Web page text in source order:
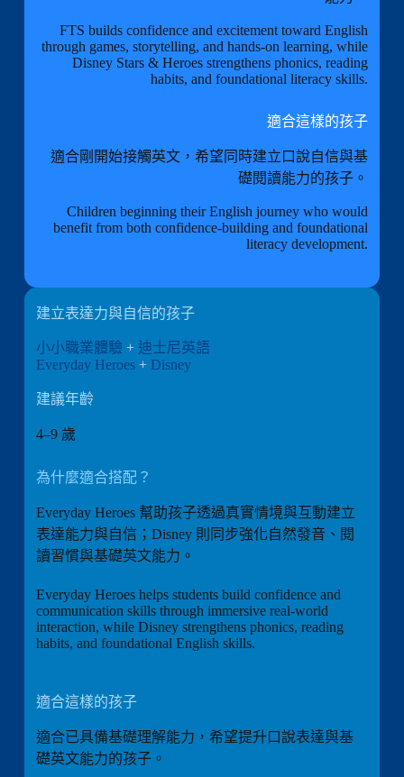
FTS builds confidence and excitement toward English
through games, storytelling, and hands-on learning, while
Disney Stars & Heroes strengthens phonics, reading
habits, and foundational literacy skills.
適合這樣的孩子
適合剛開始接觸英文，希望同時建立口說自信與基
礎閱讀能力的孩子。
Children beginning their English journey who would
benefit from both confidence-building and foundational
literacy development.
建立表達力與自信的孩子
小小職業體驗 + 迪士尼英語
Everyday Heroes + Disney
建議年齡
4–9 歲
為什麼適合搭配？
Everyday Heroes 幫助孩子透過真實情境與互動建立
表達能力與自信；Disney 則同步強化自然發音、閱
讀習慣與基礎英文能力。
Everyday Heroes helps students build confidence and
communication skills through immersive real-world
interaction, while Disney strengthens phonics, reading
habits, and foundational English skills.
適合這樣的孩子
適合已具備基礎理解能力，希望提升口說表達與基
礎英文能力的孩子。